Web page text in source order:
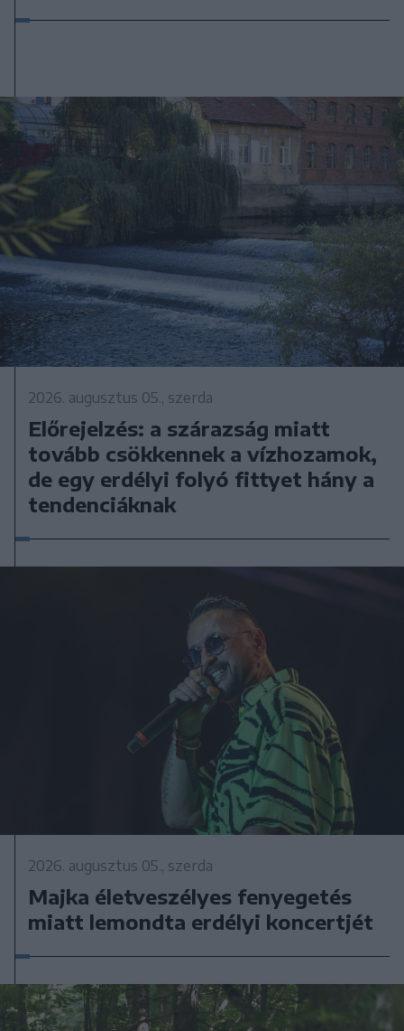
2026. augusztus 05., szerda
Előrejelzés: a szárazság miatt
tovább csökkennek a vízhozamok,
de egy erdélyi folyó fittyet hány a
tendenciáknak
2026. augusztus 05., szerda
Majka életveszélyes fenyegetés
miatt lemondta erdélyi koncertjét